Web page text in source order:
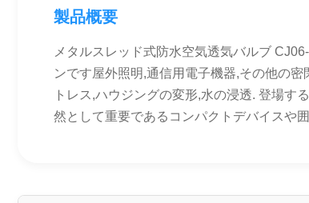
製品概要
メタルスレッド式防水空気透気バルブ
ンです屋外照明,通信用電子機器,その他の
トレス,ハウジングの変形,水の浸透. 登場す
然として重要であるコンパクトデバイスや